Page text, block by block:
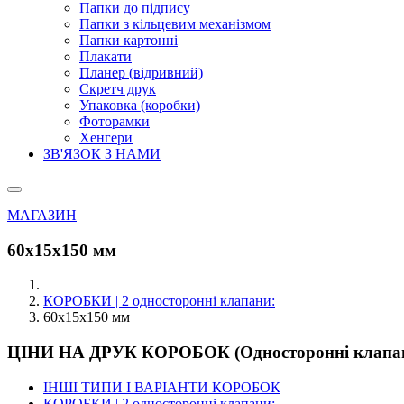
Папки до підпису
Папки з кільцевим механізмом
Папки картонні
Плакати
Планер (відривний)
Скретч друк
Упаковка (коробки)
Фоторамки
Хенгери
ЗВ'ЯЗОК З НАМИ
МАГАЗИН
60х15х150 мм
КОРОБКИ | 2 односторонні клапани:
60х15х150 мм
ЦІНИ НА ДРУК КОРОБОК (Односторонні
ІНШІ ТИПИ І ВАРІАНТИ КОРОБОК